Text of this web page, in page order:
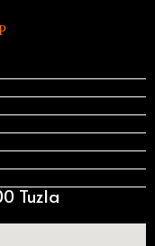
Tuzla